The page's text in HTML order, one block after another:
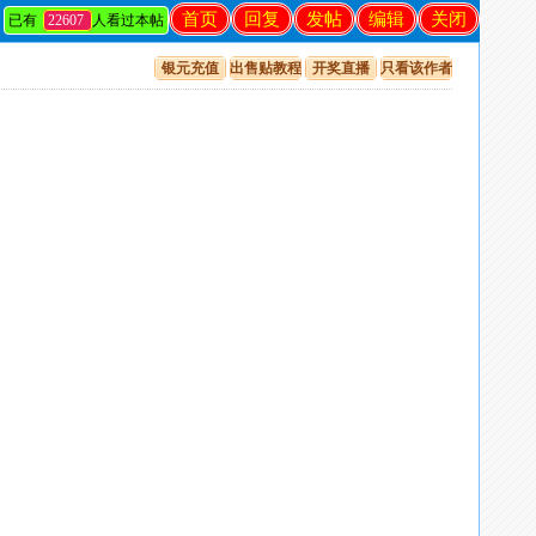
关闭
编辑
发帖
回复
首页
已有 22607 人看过本帖
银元充值 出售贴教程 开奖直播 只看该作者